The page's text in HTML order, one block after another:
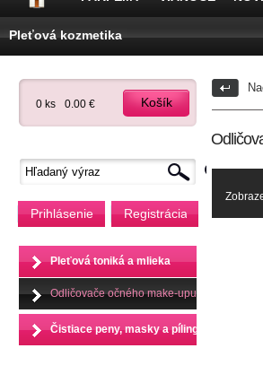
Pleťová kozmetika
0 ks 0.00 € Košík
Prihlásenie Registrácia
Pleťová toniká a mlieka
Odličovače očného make-upu
Čistiace peny, masky a pílingy